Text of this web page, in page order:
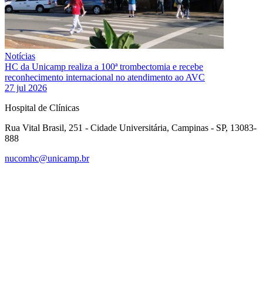
Notícias
HC da Unicamp realiza a 100ª trombectomia e recebe
reconhecimento internacional no atendimento ao AVC
27 jul 2026
Hospital de Clínicas
Rua Vital Brasil, 251 - Cidade Universitária, Campinas - SP, 13083-
888
nucomhc@unicamp.br